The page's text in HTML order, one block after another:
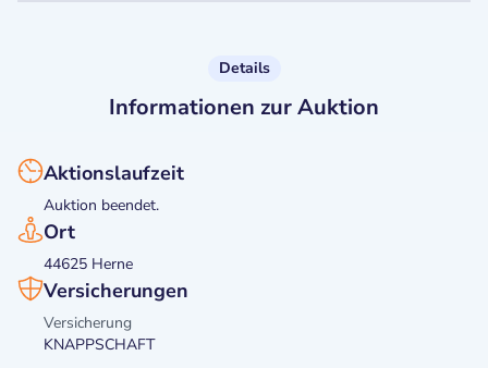
Details
Informationen zur Auktion
Aktionslaufzeit
Auktion beendet.
Ort
44625 Herne
Versicherungen
Versicherung
KNAPPSCHAFT